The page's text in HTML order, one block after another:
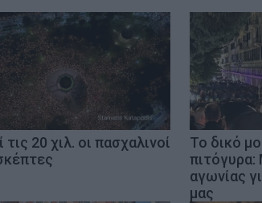
τις 20 χιλ. οι πασχαλινοί
Το δικό
πιτόγυρα:
αγωνίας
μας